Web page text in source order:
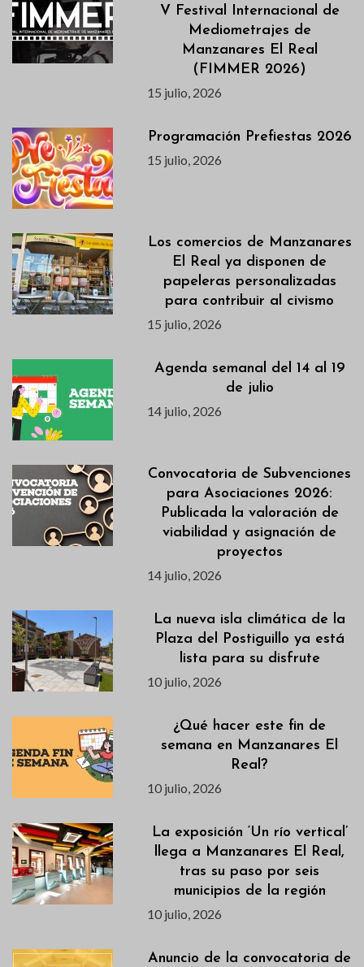
V Festival Internacional de
Mediometrajes de
Manzanares El Real
(FIMMER 2026)
15 julio, 2026
Programación Prefiestas 2026
15 julio, 2026
Los comercios de Manzanares
El Real ya disponen de
papeleras personalizadas
para contribuir al civismo
15 julio, 2026
Agenda semanal del 14 al 19
de julio
14 julio, 2026
Convocatoria de Subvenciones
para Asociaciones 2026:
Publicada la valoración de
viabilidad y asignación de
proyectos
14 julio, 2026
La nueva isla climática de la
Plaza del Postiguillo ya está
lista para su disfrute
10 julio, 2026
¿Qué hacer este fin de
semana en Manzanares El
Real?
10 julio, 2026
La exposición ‘Un río vertical’
llega a Manzanares El Real,
tras su paso por seis
municipios de la región
10 julio, 2026
Anuncio de la convocatoria de